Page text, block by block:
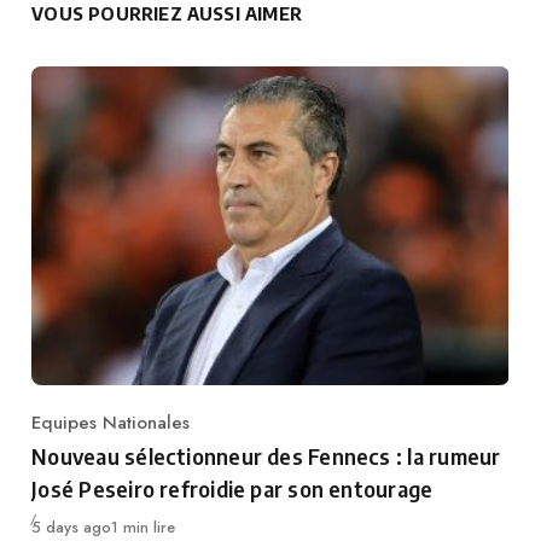
VOUS POURRIEZ AUSSI AIMER
Category
Equipes Nationales
Nouveau sélectionneur des Fennecs : la rumeur
José Peseiro refroidie par son entourage
Publié
5 days ago1 min lire